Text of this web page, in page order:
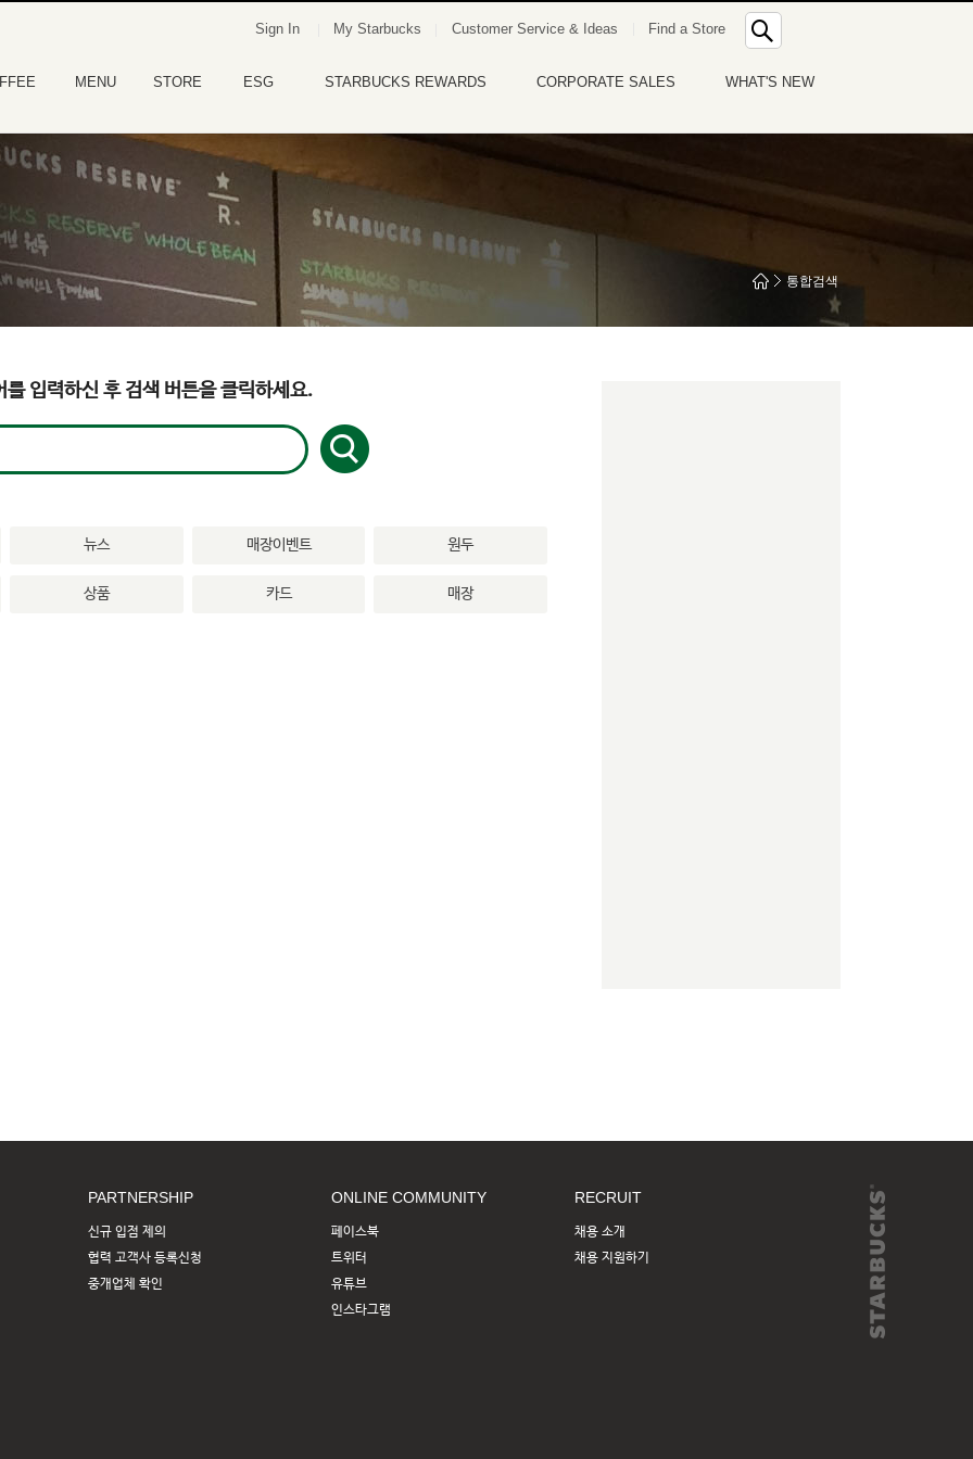
Sign In My Starbucks Customer Service & Ideas Find a Store
통
합
검
색
MENU STORE ESG STARBUCKS REWARDS CORPORATE SALES WHAT'S NEW
통합검색
를 입력하신 후 검색 버튼을 클릭하세요.
뉴스 매장이벤트 원두
상품 카드 매장
PARTNERSHIP
신규 입점 제의
협력 고객사 등록신청
중개업체 확인
ONLINE COMMUNITY
페이스북
트위터
유튜브
인스타그램
RECRUIT
채용 소개
채용 지원하기